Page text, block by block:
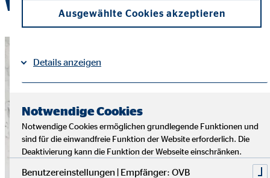
Werde Teil des OVB-Teams
Ausgewählte Cookies akzeptieren
Details anzeigen
Notwendige Cookies
Notwendige Cookies ermöglichen grundlegende Funktionen und
sind für die einwandfreie Funktion der Website erforderlich. Die
Deaktivierung kann die Funktion der Webseite einschränken.
Benutzereinstellungen | Empfänger: OVB